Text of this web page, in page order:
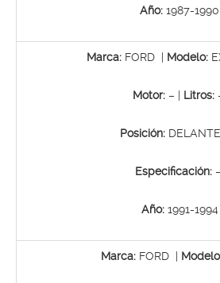
Año: 1987-1990
Marca: FORD | Modelo:
Motor:– | Litros:
Posición:
Especificación: –
Año:1991-1994
Marca: FORD |